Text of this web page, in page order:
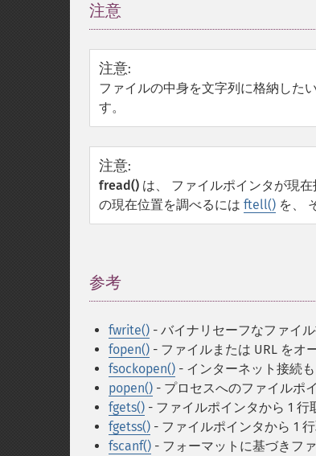
注意
注意:
ファイルの中身を文字列に格納した
す。
注意:
fread() は、 ファイルポインタが現
の現在位置を調べるには ftell() を、
参考
fwrite() - バイナリセーフなファイ
fopen() - ファイルまたは URL をオ
fsockopen() - インターネット接続
popen() - プロセスへのファイルポ
fgets() - ファイルポインタから 1 行
fgetss() - ファイルポインタから 1
fscanf() - フォーマットに基づきフ